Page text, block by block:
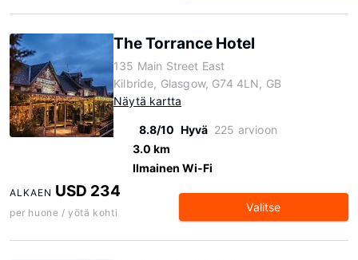
The Torrance Hotel
135 Main Street East
Kilbride, Glasgow, G74 4LN, GB
Näytä kartta
8.8/10 Hyvä 225 arvioon
3.0 km
Ilmainen Wi-Fi
ALKAEN USD 234
per huone / yötä kohti Valitse